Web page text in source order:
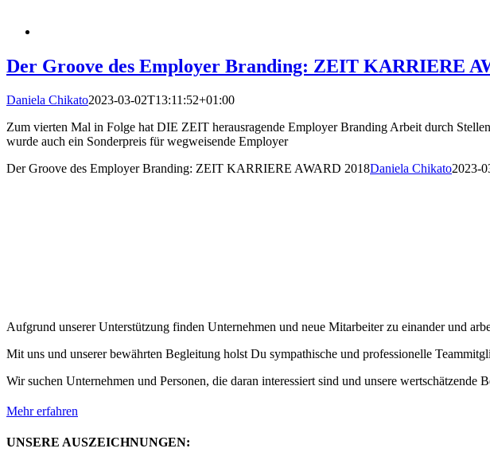
Der Groove des Employer Branding: ZEIT KARRIERE
Daniela Chikato2023-03-02T13:11:52+01:00
Zum vierten Mal in Folge hat DIE ZEIT herausragende Employer Branding Arbeit durch
wurde auch ein Sonderpreis für wegweisende Employer
Der Groove des Employer Branding: ZEIT KARRIERE AWARD 2018Daniela Chikato2023-
Aufgrund unserer Unterstützung finden Unternehmen und neue Mitarbeiter zu einander und
Mit uns und unserer bewährten Begleitung holst Du sympathische und professionelle
Wir suchen Unternehmen und Personen, die daran interessiert sind und unsere
Mehr erfahren
UNSERE AUSZEICHNUNGEN: